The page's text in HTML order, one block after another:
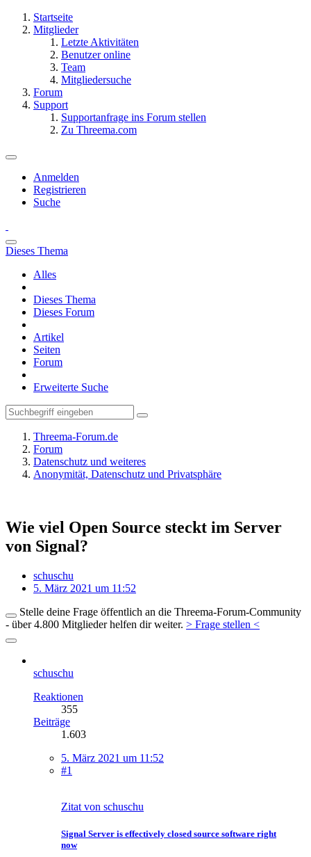
Startseite
Mitglieder
Letzte Aktivitäten
Benutzer online
Team
Mitgliedersuche
Forum
Support
Supportanfrage ins Forum stellen
Zu Threema.com
Anmelden
Registrieren
Suche
Dieses Thema
Alles
Dieses Thema
Dieses Forum
Artikel
Seiten
Forum
Erweiterte Suche
Threema-Forum.de
Forum
Datenschutz und weiteres
Anonymität, Datenschutz und Privatsphäre
Wie viel Open Source steckt im Server
von Signal?
schuschu
5. März 2021 um 11:52
Stelle deine Frage öffentlich an die Threema-Forum-Community
- über 4.800 Mitglieder helfen dir weiter. > Frage stellen <
schuschu
Reaktionen
355
Beiträge
1.603
5. März 2021 um 11:52
#1
Zitat von schuschu
Signal Server is effectively closed source software right
now